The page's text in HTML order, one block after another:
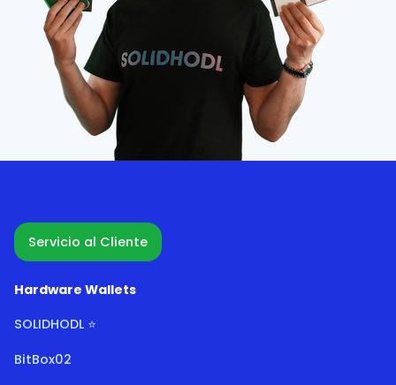
Servicio al Cliente
Hardware Wallets
SOLIDHODL ⭐
BitBox02